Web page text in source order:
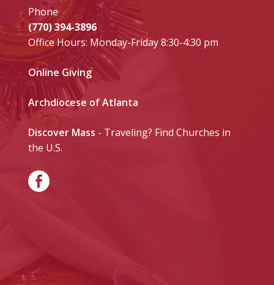
Phone
(770) 394-3896
Office Hours: Monday-Friday 8:30-4:30 pm
Online Giving
Archdiocese of Atlanta
Discover Mass - Traveling? Find Churches in
the U.S.